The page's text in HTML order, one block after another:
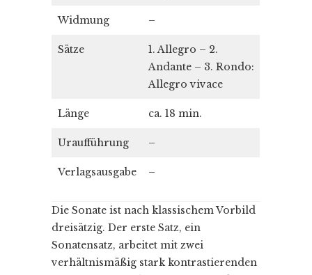
Widmung –
Sätze
1. Allegro – 2.
Andante – 3. Rondo:
Allegro vivace
Länge ca. 18 min.
Uraufführung –
Verlagsausgabe –
Die Sonate ist nach klassischem Vorbild
dreisätzig. Der erste Satz, ein
Sonatensatz, arbeitet mit zwei
verhältnismäßig stark kontrastierenden